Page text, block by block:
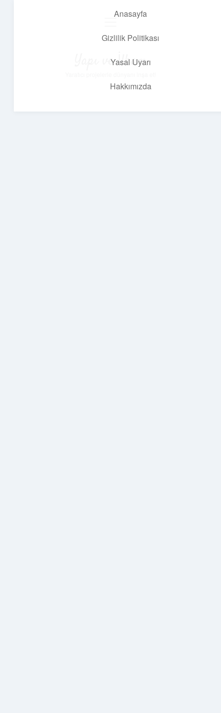
Anasayfa
Gizlilik Politikası
Yasal Uyarı
Hakkımızda
Yapı ve İlham